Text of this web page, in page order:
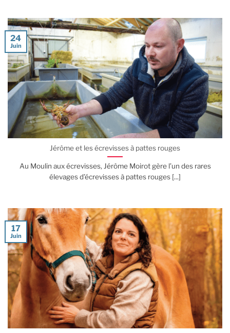
Jérôme et les écrevisses à pattes rouges
Au Moulin aux écrevisses, Jérôme Moirot gère l’un des rares
élevages d’écrevisses à pattes rouges [...]
24
Juin
17
Juin